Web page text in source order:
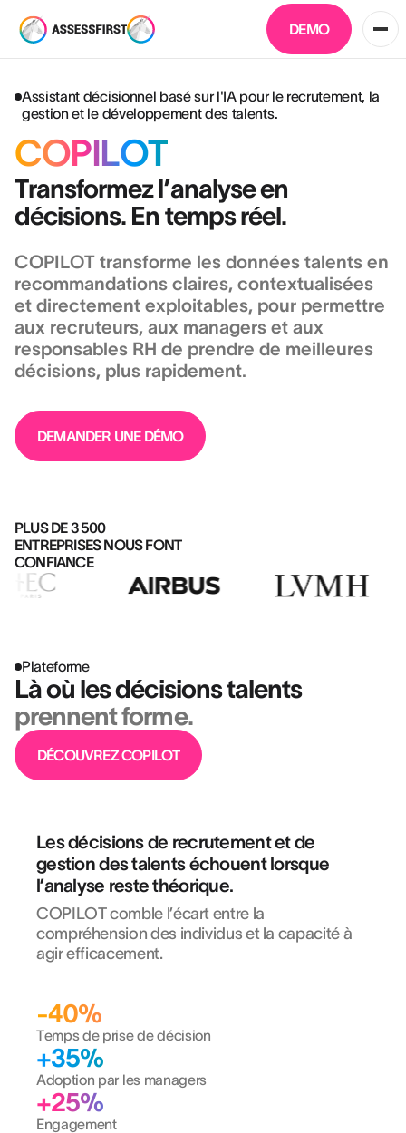
DEMO
Assistant décisionnel basé sur l'IA pour le recrutement, la
gestion et le développement des talents.
COPILOT
Transformez l’analyse en
décisions. En temps réel.
COPILOT transforme les données talents en
recommandations claires, contextualisées
et directement exploitables, pour permettre
aux recruteurs, aux managers et aux
responsables RH de prendre de meilleures
décisions, plus rapidement.
DEMANDER UNE DÉMO
PLUS DE 3 500
ENTREPRISES NOUS FONT
CONFIANCE
Plateforme
Là où les décisions talents
prennent forme.
DÉCOUVREZ COPILOT
Les décisions de recrutement et de
gestion des talents échouent lorsque
l’analyse reste théorique.
COPILOT comble l’écart entre la
compréhension des individus et la capacité à
agir efficacement.
-40%
Temps de prise de décision
+35%
Adoption par les managers
+25%
Engagement